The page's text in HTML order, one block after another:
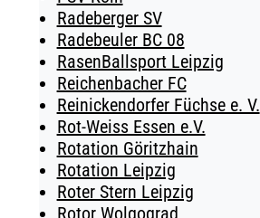
Radeberger SV
Radebeuler BC 08
RasenBallsport Leipzig
Reichenbacher FC
Reinickendorfer Füchse e. V.
Rot-Weiss Essen e.V.
Rotation Göritzhain
Rotation Leipzig
Roter Stern Leipzig
Rotor Wolgograd